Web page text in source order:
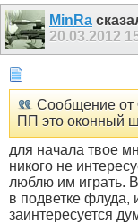
MinRa
20.03.2012
Сообщение от
ПП это оконный
для начала твое
никого не
люблю им играть.
в подветке флуда,
заинтересуется